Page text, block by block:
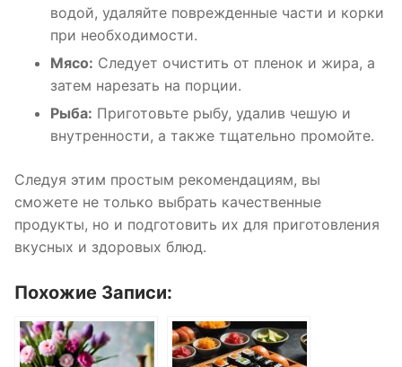
водой, удаляйте поврежденные части и корки
при необходимости.
Мясо: Следует очистить от пленок и жира, а
затем нарезать на порции.
Рыба: Приготовьте рыбу, удалив чешую и
внутренности, а также тщательно промойте.
Следуя этим простым рекомендациям, вы
сможете не только выбрать качественные
продукты, но и подготовить их для приготовления
вкусных и здоровых блюд.
Похожие Записи: